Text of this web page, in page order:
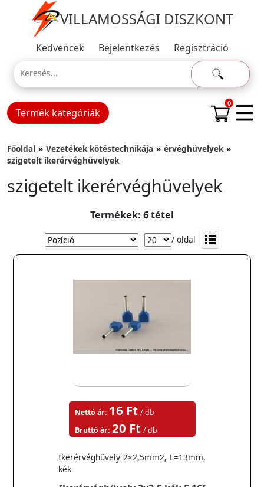
VILLAMOSSÁGI DISZKONT
Kedvencek Bejelentkezés Regisztráció
Termék kategóriák
0
Főoldal Vezetékek kötéstechnikája
érvéghüvelyek
szigetelt ikerérvéghüvelyek
szigetelt ikerérvéghüvelyek
Termékek: 6 tétel
/ oldal
Ikerérvéghüvely 2×2,5mm2, L=13mm,
kék
Nettó ár: 16 Ft / db
Bruttó ár: 20 Ft / db